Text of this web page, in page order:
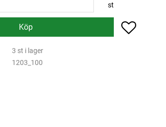
st
Köp Lägg till
3 st i lager
1203_100